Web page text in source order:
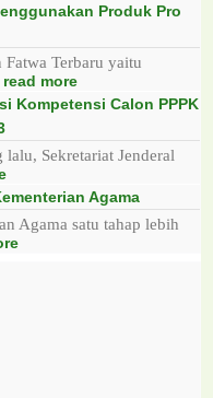
Produk Pro
Terbaru yaitu
read more
Kompetensi Calon PPPK
lalu, Sekretariat Jenderal
Agama
Agama satu tahap lebih